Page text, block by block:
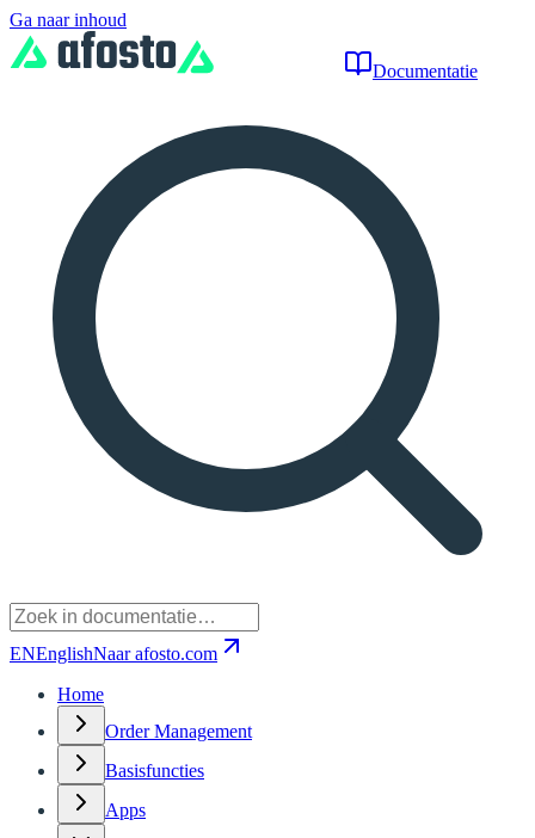
Ga naar inhoud
Documentatie
ENEnglishNaar afosto.com
Home
Order Management
Basisfuncties
Apps